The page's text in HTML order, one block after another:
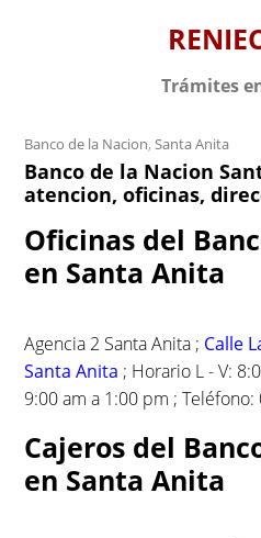
Trámites
Banco de la Nacion,Santa Anita
Banco de la Nacion
atencion, oficinas,
Oficinas del
en Santa Anita
Agencia 2 Santa Anita ; Calle
Santa Anita ; Horario L - V:
9:00 am a 1:00 pm ; Teléfono:
Cajeros del
en Santa Anita